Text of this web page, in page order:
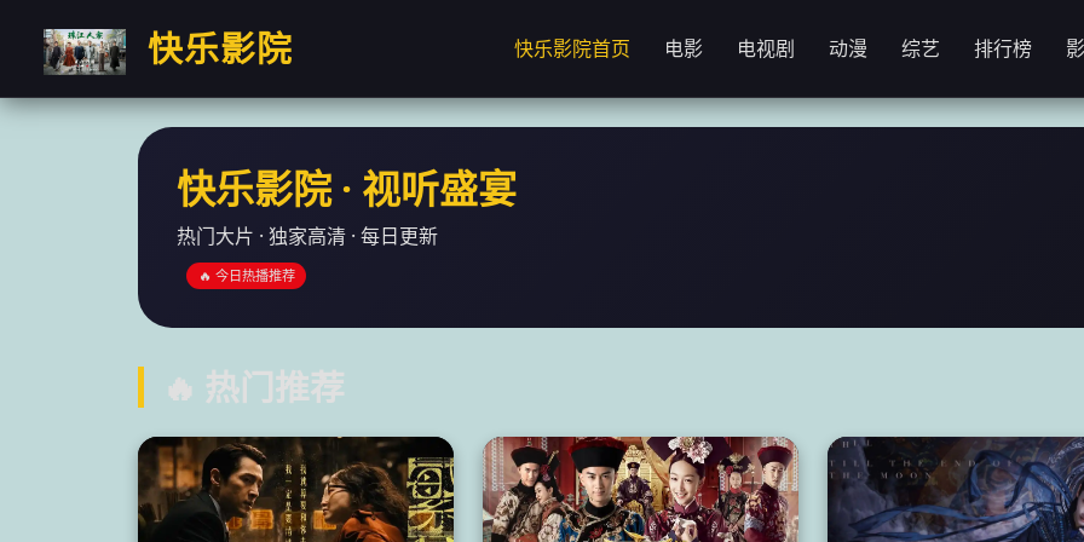
快乐影院 快乐影院首页 电影 电视剧 动漫 综艺 排行榜
快乐影院 · 视听盛宴
热门大片 · 独家高清 · 每日更新
🔥 今日热播推荐
🔥 热门推荐